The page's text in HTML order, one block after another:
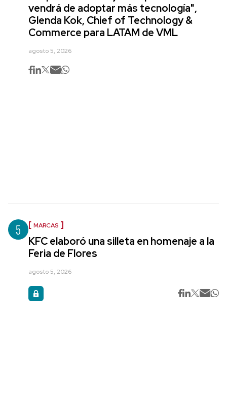
vendrá de adoptar más tecnología",
Glenda Kok, Chief of Technology &
Commerce para LATAM de VML
agosto 5, 2026
5 MARCAS
KFC elaboró una silleta en homenaje a la
Feria de Flores
agosto 5, 2026